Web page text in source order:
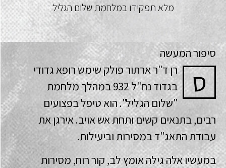
מלא תפקידו במלחמת שלום הגליל
סיפור המעשה
ס
רן ד"ר ארתור פולק שימש רופא גדודי
בגדוד נח"ל 932 במהלך מלחמת
"שלום הגליל". הוא טיפל בפצועים
רבים, בתנאים קשים ותחת אש אויב. אירגן את
עבודת התאג"ד במסירות וביעילות.
במעשיו אלה גילה אומץ לב, קור רוח, מסירות